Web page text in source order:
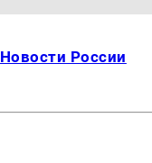
Новости России